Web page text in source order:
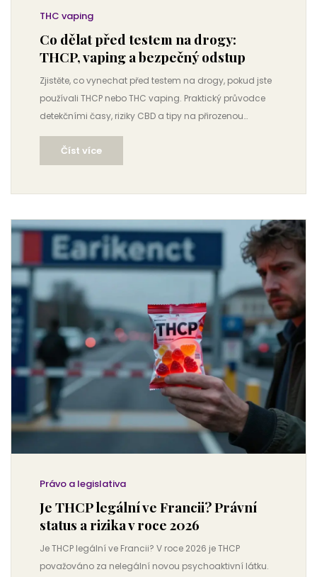
THC vaping
Co dělat před testem na drogy:
THCP, vaping a bezpečný odstup
Zjistěte, co vynechat před testem na drogy, pokud jste
používali THCP nebo THC vaping. Praktický průvodce
detekčními časy, riziky CBD a tipy na přirozenou
detoxikaci.
Číst více
Právo a legislativa
Je THCP legální ve Francii? Právní
status a rizika v roce 2026
Je THCP legální ve Francii? V roce 2026 je THCP
považováno za nelegální novou psychoaktivní látku.